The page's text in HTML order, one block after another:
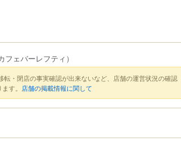
フェバーレフティ）
転・閉店の事実確認が出来ないなど、店舗の運営状況の確認
す。 店舗の掲載情報に関して